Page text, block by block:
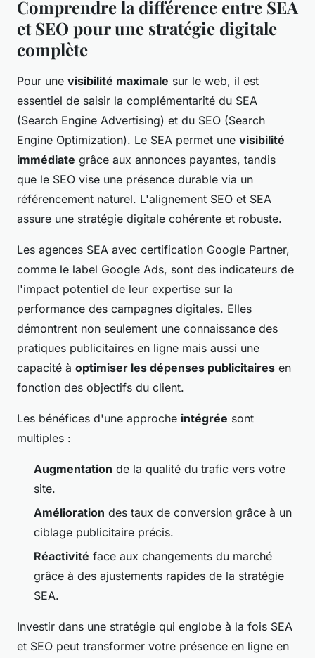
Comprendre la différence entre SEA
et SEO pour une stratégie digitale
complète
Pour une visibilité maximale sur le web, il est
essentiel de saisir la complémentarité du SEA
(Search Engine Advertising) et du SEO (Search
Engine Optimization). Le SEA permet une visibilité
immédiate grâce aux annonces payantes, tandis
que le SEO vise une présence durable via un
référencement naturel. L'alignement SEO et SEA
assure une stratégie digitale cohérente et robuste.
Les agences SEA avec certification Google Partner,
comme le label Google Ads, sont des indicateurs de
l'impact potentiel de leur expertise sur la
performance des campagnes digitales. Elles
démontrent non seulement une connaissance des
pratiques publicitaires en ligne mais aussi une
capacité à optimiser les dépenses publicitaires en
fonction des objectifs du client.
Les bénéfices d'une approche intégrée sont
multiples :
Augmentation de la qualité du trafic vers votre
site.
Amélioration des taux de conversion grâce à un
ciblage publicitaire précis.
Réactivité face aux changements du marché
grâce à des ajustements rapides de la stratégie
SEA.
Investir dans une stratégie qui englobe à la fois SEA
et SEO peut transformer votre présence en ligne en